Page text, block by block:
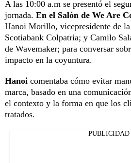
A las 10:00 a.m se presentó el
jornada. En el Salón de We Are
Hanoi Morillo, vicepresidente de
Scotiabank Colpatria; y Camilo
de Wavemaker; para conversar
impacto en la coyuntura.
Hanoi comentaba cómo evitar
marca, basado en una
el contexto y la forma en que los
tratados.
PUBLICIDAD